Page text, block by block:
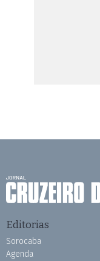
Editorias
Sorocaba
Agenda